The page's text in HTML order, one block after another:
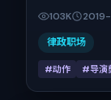
看点之一。上
现实质感与类
103K
律政职场
#动作 #导演